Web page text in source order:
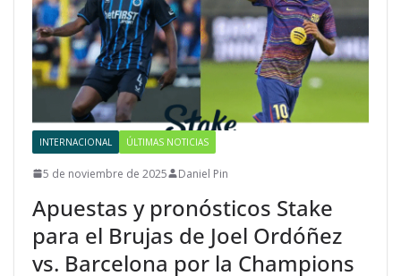
INTERNACIONAL ÚLTIMAS NOTICIAS
5 de noviembre de 2025 Daniel Pin
Apuestas y pronósticos Stake
para el Brujas de Joel Ordóñez
vs. Barcelona por la Champions